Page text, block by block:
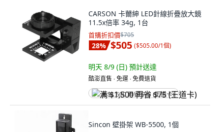
CARSON 卡薾紳 LED針線折疊放大鏡
11.5x倍率 34g, 1台
首購折扣價$705
28% $505 ($505.00/1個)
明天 8/9 (日) 預計送達
酷澎直售 ∙ 免運 ∙ 免費退貨
满 $1,500 再省 $75 (王道卡)
Sincon 壁掛架 WB-5500, 1個